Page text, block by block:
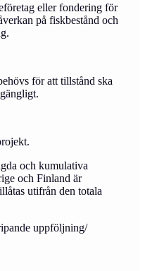
eller fondering för
på fiskbestånd och
för att tillstånd ska
och kumulativa
och Finland är
utifrån den totala
uppföljning/